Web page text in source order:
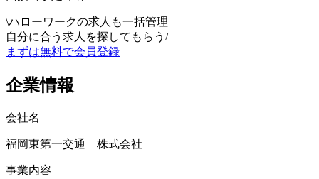
\ハローワークの求人も一括管理
自分に合う求人を探してもらう /
まずは無料で会員登録
企業情報
会社名
福岡東第一交通 株式会社
事業内容